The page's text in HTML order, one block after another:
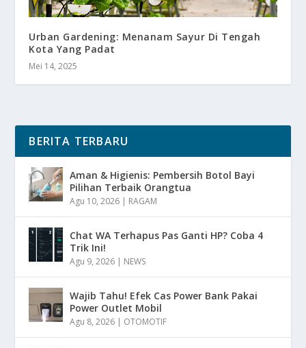
Urban Gardening: Menanam Sayur Di Tengah
Kota Yang Padat
Mei 14, 2025
BERITA TERBARU
Aman & Higienis: Pembersih Botol Bayi
Pilihan Terbaik Orangtua
Agu 10, 2026 | RAGAM
Chat WA Terhapus Pas Ganti HP? Coba 4
Trik Ini!
Agu 9, 2026 | NEWS
Wajib Tahu! Efek Cas Power Bank Pakai
Power Outlet Mobil
Agu 8, 2026 | OTOMOTIF